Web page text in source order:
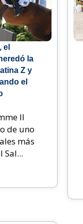
el
la
Z y
el
Il
de uno
más
Sal...